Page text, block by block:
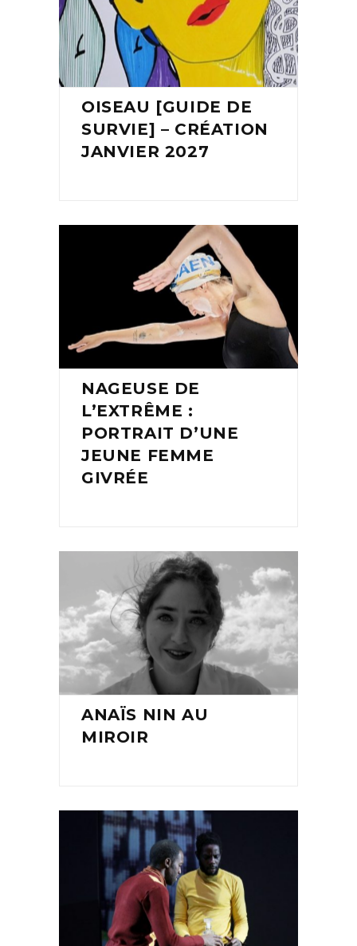
OISEAU [GUIDE DE
SURVIE] – CRÉATION
JANVIER 2027
NAGEUSE DE
L’EXTRÊME :
PORTRAIT D’UNE
JEUNE FEMME
GIVRÉE
ANAÏS NIN AU
MIROIR